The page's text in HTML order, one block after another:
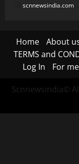
scnnewsindia.com
Home About
TERMS and
Log In
For
Scnnewsindia©